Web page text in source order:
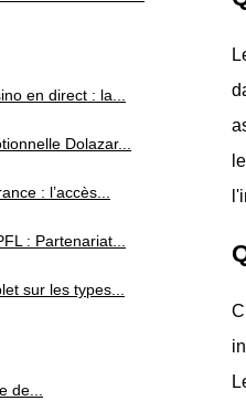
en direct : la...
Dolazar...
: l’accès...
: Partenariat...
sur les types...
de...